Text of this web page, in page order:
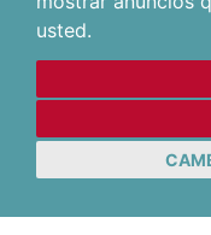
usted.